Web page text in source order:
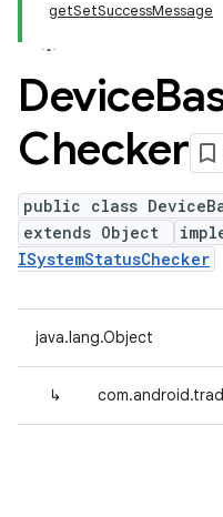
getSetSuccessMessage
Device
Checker
public class
extends Object
ISystemStatusChecker
java.lang.Object
↳